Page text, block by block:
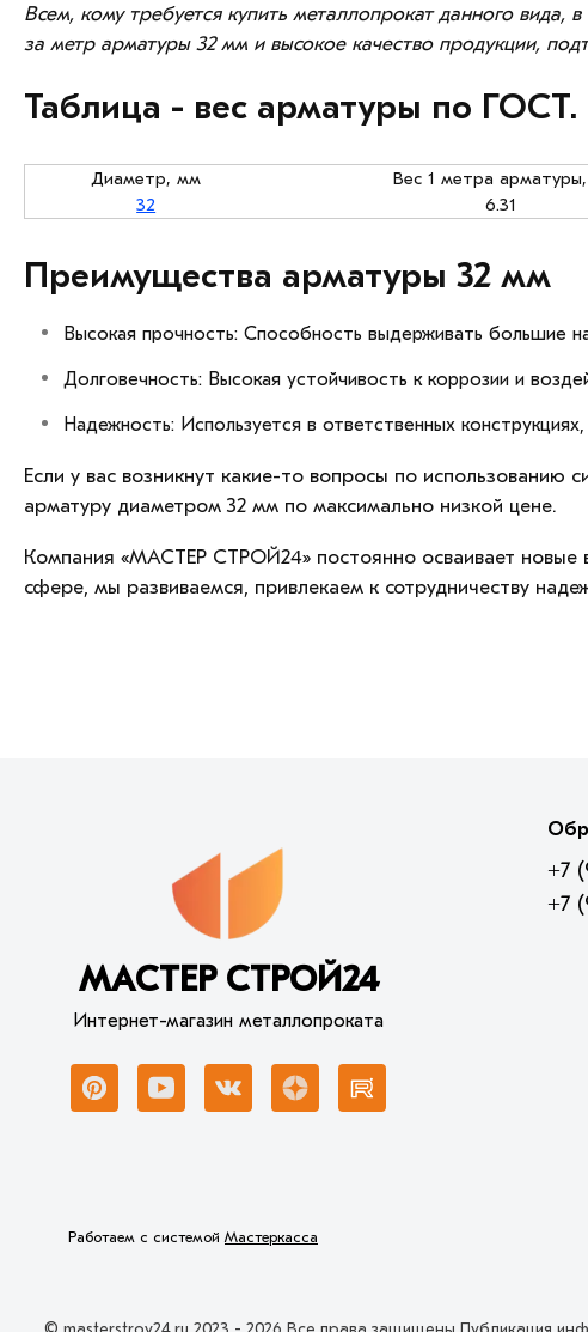
Всем, кому требуется купить металлопрокат данного
за метр арматуры 32 мм и высокое качество продукции,
Таблица - вес арматуры по ГОСТ.
Диаметр, мм Вес 1 метра арматуры,
32
6.31
Преимущества арматуры 32 мм
Высокая прочность: Способность выдерживать большие
Долговечность: Высокая устойчивость к коррозии и
Надежность: Используется в ответственных
Если у вас возникнут какие-то вопросы по
арматуру диаметром 32 мм по максимально низкой цене.
Компания «МАСТЕР СТРОЙ24» постоянно осваивает новые
сфере, мы развиваемся, привлекаем к сотрудничеству
МАСТЕР СТРОЙ24
Интернет-магазин металлопроката
+7
+7
Работаем с системой Мастеркасса